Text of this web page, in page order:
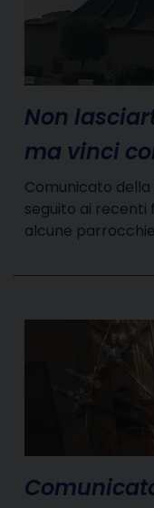
Non
ma vinci
Comunicato
seguito ai
alcune